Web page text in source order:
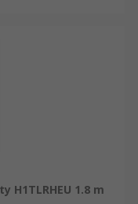
H1TLRHEU 1.8 m